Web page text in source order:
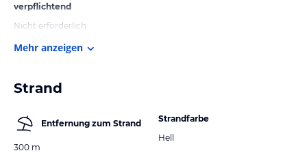
verpflichtend
Nicht erforderlich
Mehr anzeigen
Strand
Entfernung zum Strand
300 m
Strandfarbe
Hell